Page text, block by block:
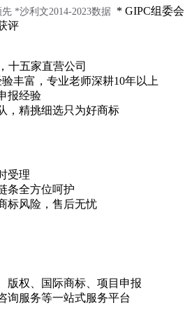
先 *沙利文2014-2023数据 * GIPC组委会
评
十五家直营公司
丰富，专业老师深耕10年以上
报经验
，精挑细选只为好商标
受理
条全方位呵护
标风险，售后无忧
版权、国际商标、项目申报
询服务等一站式服务平台